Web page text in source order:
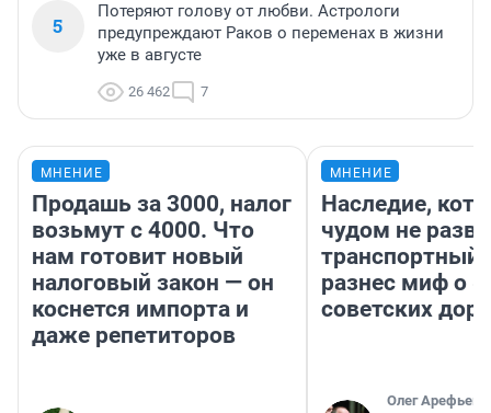
5
Потеряют голову от любви. Астрологи
предупреждают Раков о переменах в жизни
уже в августе
26 462 7
МНЕНИЕ
Продашь за 3000, налог
возьмут с 4000. Что
нам готовит новый
налоговый закон — он
коснется импорта и
даже репетиторов
МНЕНИЕ
Наследие,
чудом не
транспортный
разнес миф о
советских
Олег Арефьев